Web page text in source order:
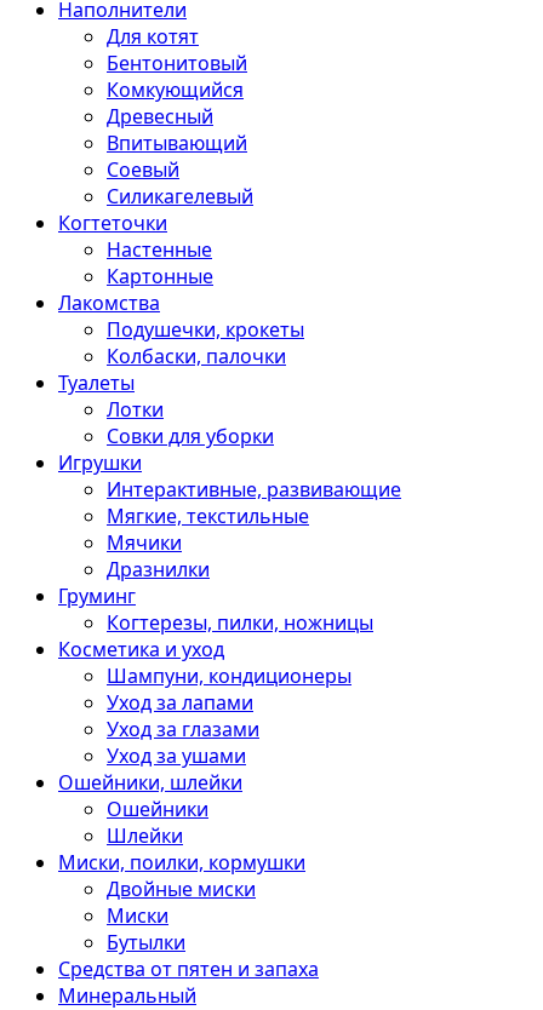
Наполнители
Для котят
Бентонитовый
Комкующийся
Древесный
Впитывающий
Соевый
Силикагелевый
Когтеточки
Настенные
Картонные
Лакомства
Подушечки, крокеты
Колбаски, палочки
Туалеты
Лотки
Совки для уборки
Игрушки
Интерактивные, развивающие
Мягкие, текстильные
Мячики
Дразнилки
Груминг
Когтерезы, пилки, ножницы
Косметика и уход
Шампуни, кондиционеры
Уход за лапами
Уход за глазами
Уход за ушами
Ошейники, шлейки
Ошейники
Шлейки
Миски, поилки, кормушки
Двойные миски
Миски
Бутылки
Средства от пятен и запаха
Минеральный